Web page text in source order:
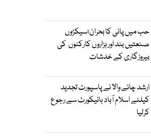
حب میں پانی کا بحران؛سیکڑوں
صنعتیں بند اور ہزاروں کارکنوں کی
بیروزگاری کے خدشات
ارشد چائے والا نے پاسپورٹ تجدید
کیلئے اسلام آباد ہائیکورٹ سے رجوع
کرلیا